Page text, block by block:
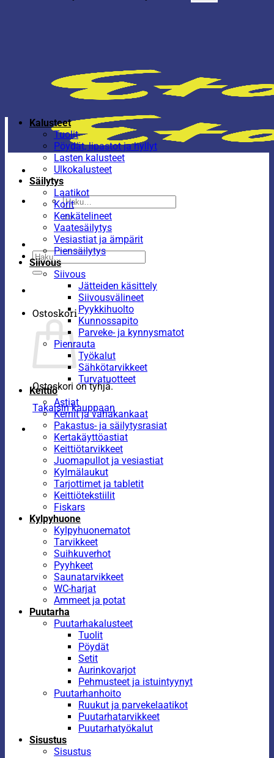
Etsi:
Etsi:
Ostoskori
Ostoskori on tyhjä.
Takaisin kauppaan
Kalusteet
Tuolit
Pöydät, lipastot ja hyllyt
Lasten kalusteet
Ulkokalusteet
Säilytys
Laatikot
Korit
Kenkätelineet
Vaatesäilytys
Vesiastiat ja ämpärit
Piensäilytys
Siivous
Siivous
Jätteiden käsittely
Siivousvälineet
Pyykkihuolto
Kunnossapito
Parveke- ja kynnysmatot
Pienrauta
Työkalut
Sähkötarvikkeet
Turvatuotteet
Keittiö
Astiat
Kernit ja vahakankaat
Pakastus- ja säilytysrasiat
Kertakäyttöastiat
Keittiötarvikkeet
Juomapullot ja vesiastiat
Kylmälaukut
Tarjottimet ja tabletit
Keittiötekstiilit
Fiskars
Kylpyhuone
Kylpyhuonematot
Tarvikkeet
Suihkuverhot
Pyyhkeet
Saunatarvikkeet
WC-harjat
Ammeet ja potat
Puutarha
Puutarhakalusteet
Tuolit
Pöydät
Setit
Aurinkovarjot
Pehmusteet ja istuintyynyt
Puutarhanhoito
Ruukut ja parvekelaatikot
Puutarhatarvikkeet
Puutarhatyökalut
Sisustus
Sisustus